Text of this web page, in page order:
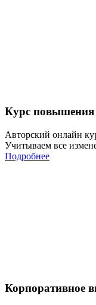
Курс
Авторский онлайн
Учитываем все
Подробнее
Корпоративное